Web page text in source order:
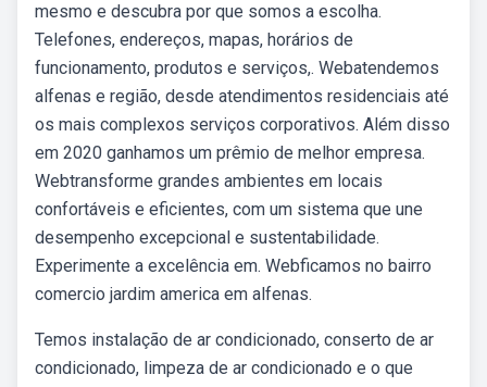
mesmo e descubra por que somos a escolha.
Telefones, endereços, mapas, horários de
funcionamento, produtos e serviços,. Webatendemos
alfenas e região, desde atendimentos residenciais até
os mais complexos serviços corporativos. Além disso
em 2020 ganhamos um prêmio de melhor empresa.
Webtransforme grandes ambientes em locais
confortáveis e eficientes, com um sistema que une
desempenho excepcional e sustentabilidade.
Experimente a excelência em. Webficamos no bairro
comercio jardim america em alfenas.
Temos instalação de ar condicionado, conserto de ar
condicionado, limpeza de ar condicionado e o que